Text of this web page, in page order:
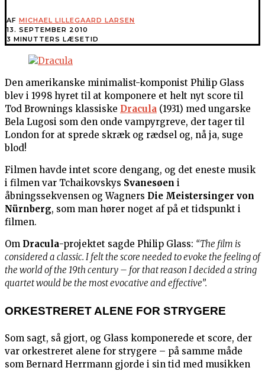
AF MICHAEL LILLEGAARD LARSEN
13. SEPTEMBER 2010
3 MINUTTERS LÆSETID
Den amerikanske minimalist-komponist Philip Glass
blev i 1998 hyret til at komponere et helt nyt score til
Tod Brownings klassiske Dracula (1931) med ungarske
Bela Lugosi som den onde vampyrgreve, der tager til
London for at sprede skræk og rædsel og, nå ja, suge
blod!
Filmen havde intet score dengang, og det eneste musik
i filmen var Tchaikovskys Svanesøen i
åbningssekvensen og Wagners Die Meistersinger von
Nürnberg, som man hører noget af på et tidspunkt i
filmen.
Om Dracula-projektet sagde Philip Glass: “The film is
considered a classic. I felt the score needed to evoke the feeling of
the world of the 19th century – for that reason I decided a string
quartet would be the most evocative and effective”.
ORKESTRERET ALENE FOR STRYGERE
Som sagt, så gjort, og Glass komponerede et score, der
var orkestreret alene for strygere – på samme måde
som Bernard Herrmann gjorde i sin tid med musikken